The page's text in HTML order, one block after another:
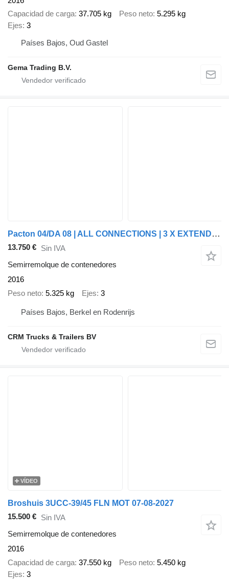
Capacidad de carga 37.705 kg Peso neto 5.295 kg
Ejes 3
Países Bajos, Oud Gastel
Gema Trading B.V.
Pacton 04/DA 08 | ALL CONNECTIONS | 3 X EXTENDIBLE | SAF DISC.| NEW APK
13.750 € Sin IVA
Semirremolque de contenedores
2016
Peso neto 5.325 kg Ejes 3
Países Bajos, Berkel en Rodenrijs
CRM Trucks & Trailers BV
VÍDEO
Broshuis 3UCC-39/45 FLN MOT 07-08-2027
15.500 € Sin IVA
Semirremolque de contenedores
2016
Capacidad de carga 37.550 kg Peso neto 5.450 kg
Ejes 3